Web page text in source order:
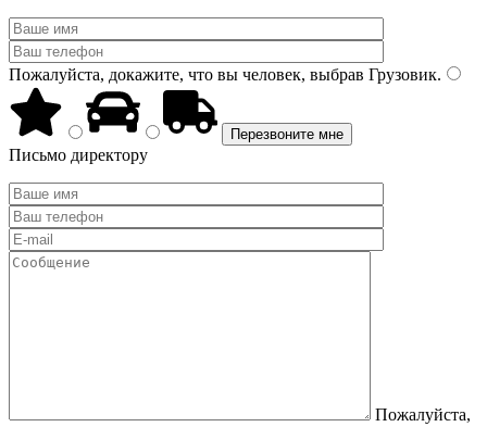
Пожалуйста, докажите, что вы человек, выбрав Грузовик.
Письмо директору
Пожалуйста,